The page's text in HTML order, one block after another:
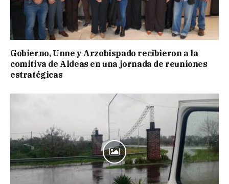
Gobierno, Unne y Arzobispado recibieron a la
comitiva de Aldeas en una jornada de reuniones
estratégicas